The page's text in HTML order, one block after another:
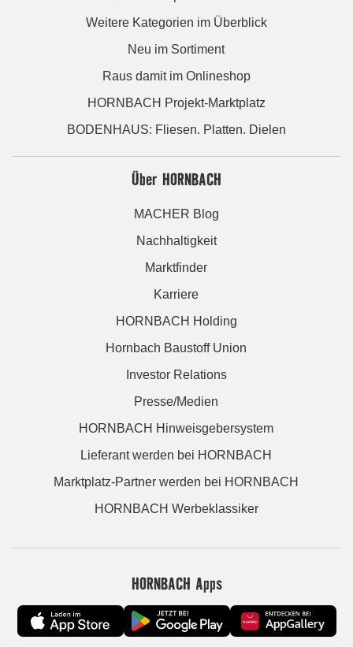
Weitere Kategorien im Überblick
Neu im Sortiment
Raus damit im Onlineshop
HORNBACH Projekt-Marktplatz
BODENHAUS: Fliesen. Platten. Dielen
Über HORNBACH
MACHER Blog
Nachhaltigkeit
Marktfinder
Karriere
HORNBACH Holding
Hornbach Baustoff Union
Investor Relations
Presse/Medien
HORNBACH Hinweisgebersystem
Lieferant werden bei HORNBACH
Marktplatz-Partner werden bei HORNBACH
HORNBACH Werbeklassiker
HORNBACH Apps